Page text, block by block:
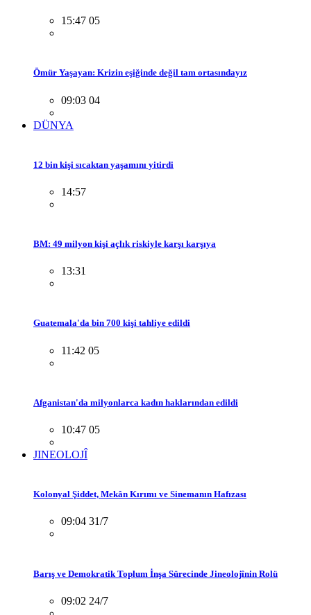
15:47 05
Ömür Yaşayan: Krizin eşiğinde değil tam ortasındayız
09:03 04
DÜNYA
12 bin kişi sıcaktan yaşamını yitirdi
14:57
BM: 49 milyon kişi açlık riskiyle karşı karşıya
13:31
Guatemala'da bin 700 kişi tahliye edildi
11:42 05
Afganistan'da milyonlarca kadın haklarından edildi
10:47 05
JINEOLOJÎ
Kolonyal Şiddet, Mekân Kırımı ve Sinemanın Hafızası
09:04 31/7
Barış ve Demokratik Toplum İnşa Sürecinde Jineolojînin Rolü
09:02 24/7